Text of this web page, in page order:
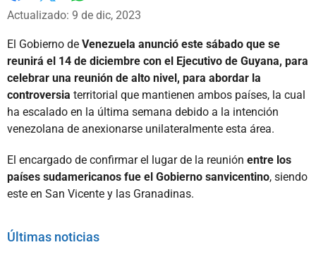
Facebook
X
Actualizado: 9 de dic, 2023
El Gobierno de Venezuela anunció este sábado que se
reunirá el 14 de diciembre con el Ejecutivo de Guyana, para
celebrar una reunión de alto nivel, para abordar la
controversia territorial que mantienen ambos países, la cual
ha escalado en la última semana debido a la intención
venezolana de anexionarse unilateralmente esta área.
El encargado de confirmar el lugar de la reunión entre los
países sudamericanos fue el Gobierno sanvicentino, siendo
este en San Vicente y las Granadinas.
Últimas noticias